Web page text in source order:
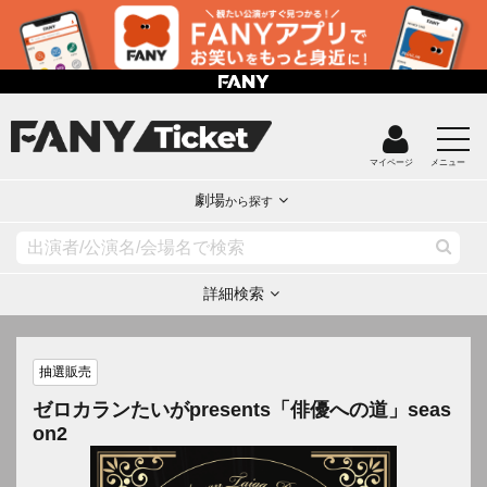
マイページ メニュー
劇場から探す
詳細検索
抽選販売
ゼロカランたいがpresents「俳優への道」seas
on2